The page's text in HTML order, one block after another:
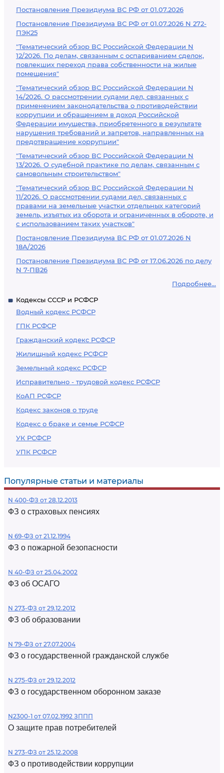
Постановление Президиума ВС РФ от 01.07.2026
Постановление Президиума ВС РФ от 01.07.2026 N 272-
ПЭК25
"Тематический обзор ВС Российской Федерации N
12/2026. По делам, связанным с оспариванием сделок,
повлекших переход права собственности на жилые
помещения"
"Тематический обзор ВС Российской Федерации N
14/2026. О рассмотрении судами дел, связанных с
применением законодательства о противодействии
коррупции и обращением в доход Российской
Федерации имущества, приобретенного в результате
нарушения требований и запретов, направленных на
предотвращение коррупции"
"Тематический обзор ВС Российской Федерации N
13/2026. О судебной практике по делам, связанным с
самовольным строительством"
"Тематический обзор ВС Российской Федерации N
11/2026. О рассмотрении судами дел, связанных с
правами на земельные участки отдельных категорий
земель, изъятых из оборота и ограниченных в обороте, и
с использованием таких участков"
Постановление Президиума ВС РФ от 01.07.2026 N
18А/2026
Постановление Президиума ВС РФ от 17.06.2026 по делу
N 7-ПВ26
Подробнее...
Кодексы СССР и РСФСР
Водный кодекс РСФСР
ГПК РСФСР
Гражданский кодекс РСФСР
Жилищный кодекс РСФСР
Земельный кодекс РСФСР
Исправительно - трудовой кодекс РСФСР
КоАП РСФСР
Кодекс законов о труде
Кодекс о браке и семье РСФСР
УК РСФСР
УПК РСФСР
Популярные статьи и материалы
N 400-ФЗ от 28.12.2013
ФЗ о страховых пенсиях
N 69-ФЗ от 21.12.1994
ФЗ о пожарной безопасности
N 40-ФЗ от 25.04.2002
ФЗ об ОСАГО
N 273-ФЗ от 29.12.2012
ФЗ об образовании
N 79-ФЗ от 27.07.2004
ФЗ о государственной гражданской службе
N 275-ФЗ от 29.12.2012
ФЗ о государственном оборонном заказе
N2300-1 от 07.02.1992 ЗППП
О защите прав потребителей
N 273-ФЗ от 25.12.2008
ФЗ о противодействии коррупции